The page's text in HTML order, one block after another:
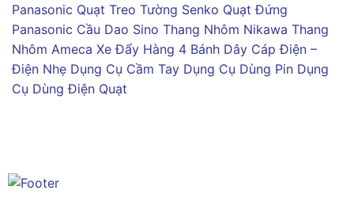
Panasonic Quạt Treo Tường Senko Quạt Đứng
Panasonic Cầu Dao Sino Thang Nhôm Nikawa Thang
Nhôm Ameca Xe Đẩy Hàng 4 Bánh Dây Cáp Điện –
Điện Nhẹ Dụng Cụ Cầm Tay Dụng Cụ Dùng Pin Dụng
Cụ Dùng Điện Quạt